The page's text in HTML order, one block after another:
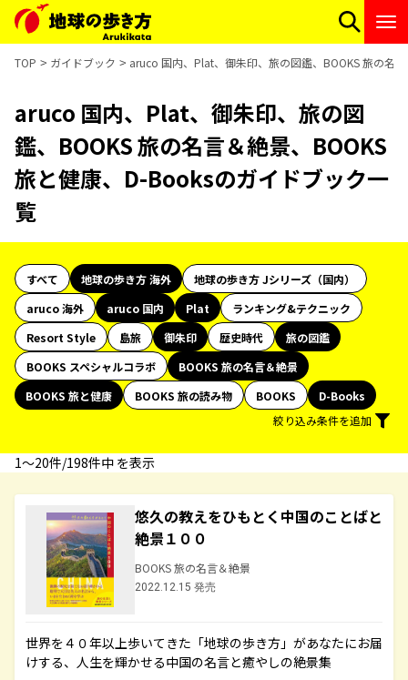
TOP ガイドブック aruco 国内、Plat、御朱印、旅の図鑑、BOOKS 旅の名
aruco 国内、Plat、御朱印、旅の図
鑑、BOOKS 旅の名言＆絶景、BOOKS
旅と健康、D-Booksのガイドブック一
覧
すべて 地球の歩き方 海外
地球の歩き方 Jシリーズ（国内）
aruco 海外
aruco 国内 Plat
ランキング&テクニック
Resort Style
島旅 御朱印 歴史時代
旅の図鑑
BOOKS スペシャルコラボ
BOOKS 旅の名言＆絶景
BOOKS 旅と健康
BOOKS 旅の読み物 BOOKS
D-Books
絞り込み条件を追加
1〜20件/198件中 を表示
悠久の教えをひもとく中国のことばと
絶景１００
BOOKS 旅の名言＆絶景
2022.12.15 発売
世界を４０年以上歩いてきた「地球の歩き方」があなたにお届
けする、人生を輝かせる中国の名言と癒やしの絶景集